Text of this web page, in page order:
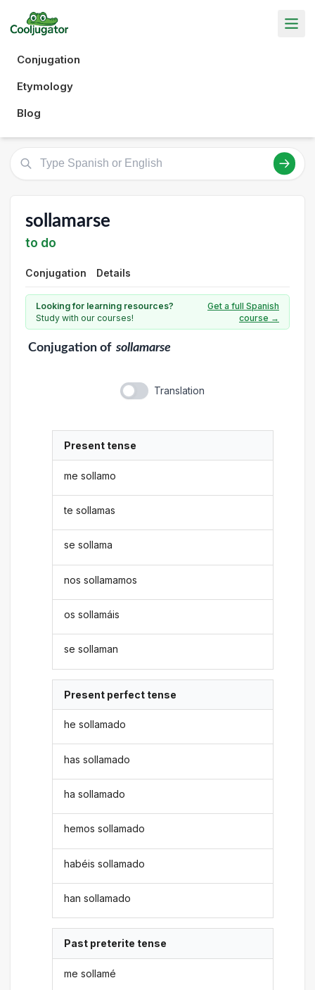
Conjugation
Etymology
Blog
sollamarse
to do
Conjugation Details
Looking for learning resources?
Study with our courses!
Get a full Spanish
course →
Conjugationof sollamarse
Translation
Present tense
me sollamo
te sollamas
se sollama
nos sollamamos
os sollamáis
se sollaman
Present perfect tense
he sollamado
has sollamado
ha sollamado
hemos sollamado
habéis sollamado
han sollamado
Past preterite tense
me sollamé